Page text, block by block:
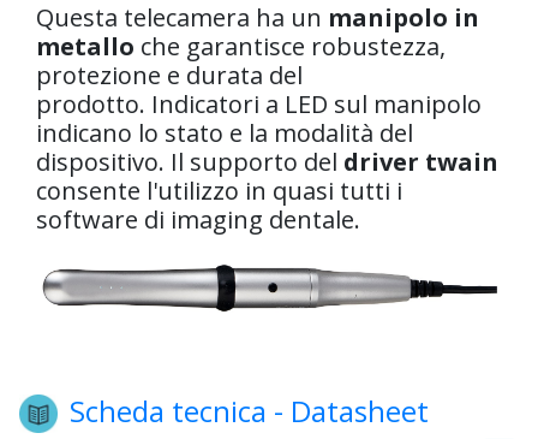
Questa telecamera ha un manipolo in
metallo che garantisce robustezza,
protezione e durata del
prodotto. Indicatori a LED sul manipolo
indicano lo stato e la modalità del
dispositivo. Il supporto del driver twain
consente l'utilizzo in quasi tutti i
software di imaging dentale.
Scheda tecnica - Datasheet